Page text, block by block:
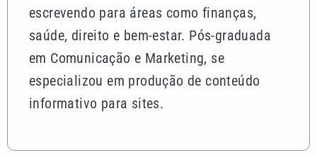
escrevendo para áreas como finanças,
saúde, direito e bem-estar. Pós-graduada
em Comunicação e Marketing, se
especializou em produção de conteúdo
informativo para sites.